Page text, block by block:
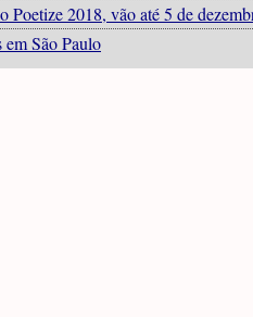
Poetize 2018, vão até 5 de
em São Paulo